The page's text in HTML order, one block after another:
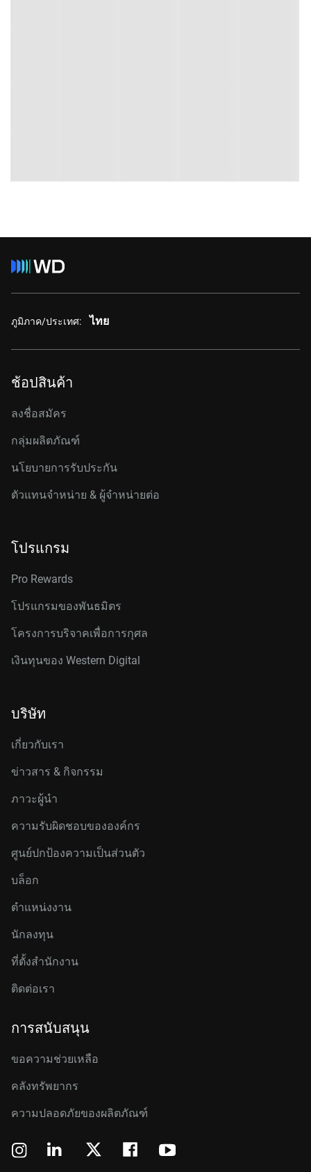
ภูมิภาค/ประเทศ: ไทย
ช้อปสินค้า
ลงชื่อสมัคร
กลุ่มผลิตภัณฑ์
นโยบายการรับประกัน
ตัวแทนจำหน่าย & ผู้จำหน่ายต่อ
โปรแกรม
Pro Rewards
โปรแกรมของพันธมิตร
โครงการบริจาคเพื่อการกุศล
เงินทุนของ Western Digital
บริษัท
เกี่ยวกับเรา
ข่าวสาร & กิจกรรม
ภาวะผู้นำ
ความรับผิดชอบขององค์กร
ศูนย์ปกป้องความเป็นส่วนตัว
บล็อก
ตำแหน่งงาน
นักลงทุน
ที่ตั้งสำนักงาน
ติดต่อเรา
การสนับสนุน
ขอความช่วยเหลือ
คลังทรัพยากร
ความปลอดภัยของผลิตภัณฑ์